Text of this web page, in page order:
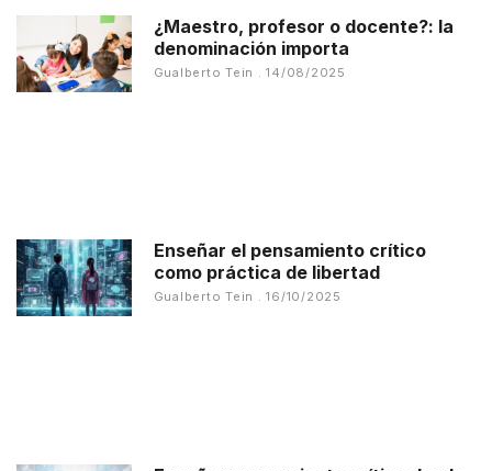
¿Maestro, profesor o docente?: la
denominación importa
Gualberto Tein 14/08/2025
Enseñar el pensamiento crítico
como práctica de libertad
Gualberto Tein 16/10/2025